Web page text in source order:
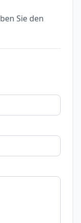
Sie den